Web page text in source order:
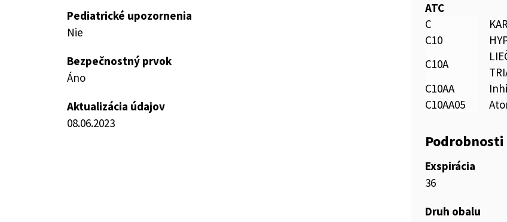
Pediatrické upozornenia
Nie
Bezpečnostný prvok
Áno
Aktualizácia údajov
08.06.2023
ATC
C
C10
C10A
C10AA
C10AA05
Exspirácia
36
Druh obalu